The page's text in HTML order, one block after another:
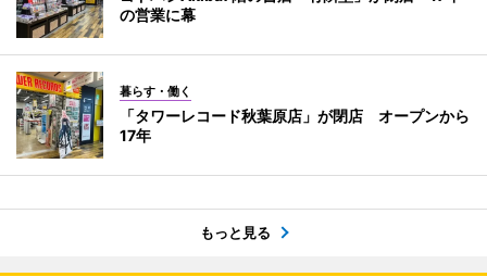
の営業に幕
暮らす・働く
「タワーレコード秋葉原店」が閉店 オープンから
17年
もっと見る